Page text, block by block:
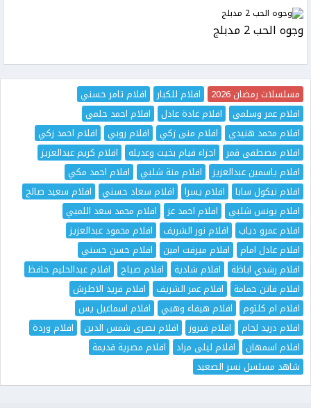
وجوه الحب 2 مدبلج
مسلسلات رمضان 2026 افلام للكبار
افلام تامر حسني
افلام عمر وسلمى
افلام غادة عادل
افلام احمد حلمي
افلام محمد هنيدي
افلام منى زكي افلام روبي
افلام احمد زكي
افلام مصطفى قمر
اجزاء فيام بخيت وعديله
افلام كريم عبدالعزيز
افلام ياسمين عبدالعزيز
افلام منة شلبي
افلام احمد مكي
افلام نيكول سابا
افلام يسرا افلام سعاد حسني
افلام سعيد صالح
افلام يونس شلبي
افلام احمد عز
افلام محمد سعد اللمبي
افلام عمرو دياب
افلام نور الشريف
افلام محمود عبدالعزيز
افلام عادل امام
افلام ميرفت امين
افلام حسن حسني
افلام رشدي اباظة
افلام شادية افلام صباح
افلام عبدالحليم حافظ
افلام فاتن حمامة
افلام عمر الشريف
افلام فريد الاطرش
افلام ام كلثوم
افلام هيفاء وهبي
افلام اسماعيل يس
افلام دريد لحام
افلام فيروز افلام نصرى شمس الدين
افلام وردة
افلام اسمهان
افلام ليلى مراد
افلام مصرية قديمة
شاهد مسلسل نسر الصعيد